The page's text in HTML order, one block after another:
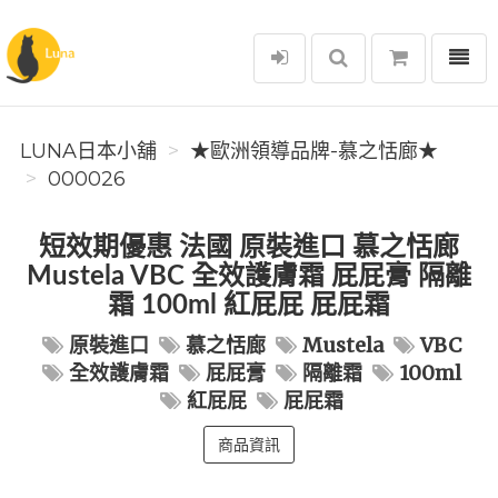
Luna日本小舖
選單
LUNA日本小舖
★歐洲領導品牌-慕之恬廊★
000026
短效期優惠 法國 原裝進口 慕之恬廊
Mustela VBC 全效護膚霜 屁屁膏 隔離
霜 100ml 紅屁屁 屁屁霜
原裝進口 慕之恬廊 Mustela
VBC
全效護膚霜
屁屁膏 隔離霜
100ml
紅屁屁
屁屁霜
商品資訊